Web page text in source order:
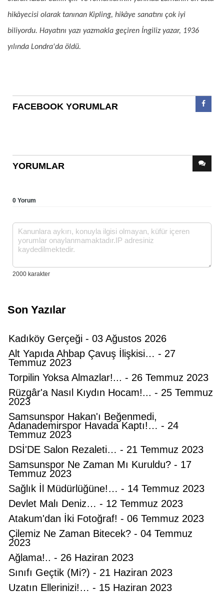
hikâyecisi olarak tanınan Kipling, hikâye sanatını çok iyi
biliyordu. Hayatını yazı yazmakla geçiren İngiliz yazar, 1936
yılında Londra'da öldü.
FACEBOOK YORUMLAR
YORUMLAR
0 Yorum
Son Yazılar
Kadıköy Gerçeği - 03 Ağustos 2026
Alt Yapıda Ahbap Çavuş İlişkisi… - 27
Temmuz 2023
Torpilin Yoksa Almazlar!... - 26 Temmuz 2023
Rüzgâr'a Nasıl Kıydın Hocam!... - 25 Temmuz
2023
Samsunspor Hakan'ı Beğenmedi,
Adanademirspor Havada Kaptı!… - 24
Temmuz 2023
DSİ'DE Salon Rezaleti… - 21 Temmuz 2023
Samsunspor Ne Zaman Mı Kuruldu? - 17
Temmuz 2023
Sağlık İl Müdürlüğüne!… - 14 Temmuz 2023
Devlet Malı Deniz… - 12 Temmuz 2023
Atakum'dan İki Fotoğraf! - 06 Temmuz 2023
Çilemiz Ne Zaman Bitecek? - 04 Temmuz
2023
Ağlama!.. - 26 Haziran 2023
Sınıfı Geçtik (Mi?) - 21 Haziran 2023
Uzatın Ellerinizi!… - 15 Haziran 2023